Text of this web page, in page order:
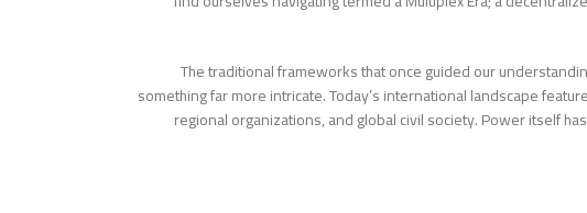
The traditional frameworks that once guided our
something far more intricate. Today’s international landscape
regional organizations, and global civil society. Power itself